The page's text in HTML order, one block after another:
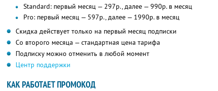
Standard: первый месяц — 297р., далее — 990р. в месяц
Pro: первый месяц — 597р., далее — 1990р. в месяц
Скидка действует только на первый месяц подписки
Со второго месяца — стандартная цена тарифа
Подписку можно отменить в любой момент
Центр поддержки
КАК РАБОТАЕТ ПРОМОКОД